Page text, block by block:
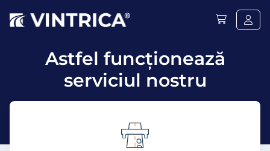
Astfel funcţionează
serviciul nostru